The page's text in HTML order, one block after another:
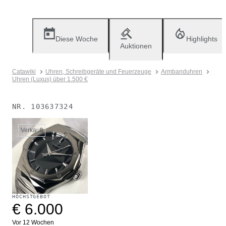
Diese Woche
Auktionen
Highlights
Catawiki Uhren, Schreibgeräte und Feuerzeuge
Armbanduhren
Uhren (Luxus) über 1.500 €
NR. 103637324
Verkauft
HÖCHSTGEBOT
€ 6.000
Vor 12 Wochen